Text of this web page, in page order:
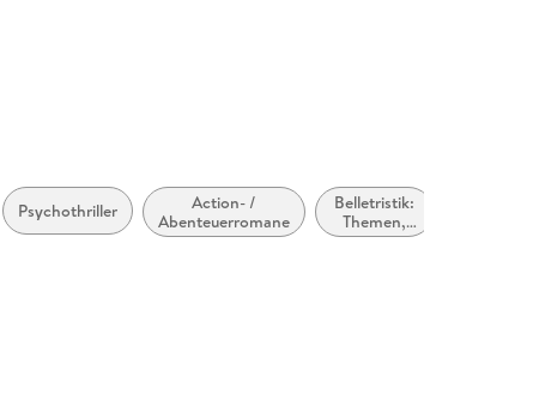
Psychothriller
Action- /
Abenteuerromane
Belletristik:
Themen,
Stoffe,